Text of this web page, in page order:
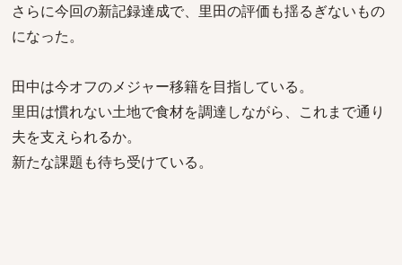
さらに今回の新記録達成で、里田の評価も揺るぎないもの
になった。
田中は今オフのメジャー移籍を目指している。
里田は慣れない土地で食材を調達しながら、これまで通り
夫を支えられるか。
新たな課題も待ち受けている。